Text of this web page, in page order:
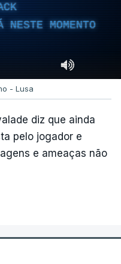
NESTE MOMENTO
- Lusa
diz que ainda
pelo jogador e
e ameaças não